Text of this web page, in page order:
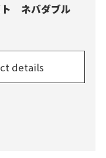
ト ネバダブル
details